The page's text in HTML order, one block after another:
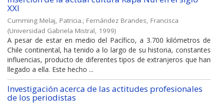
XXI
Cumming Melaj, Patricia.; Fernández Brandes, Francisca
(Universidad Gabriela Mistral, 1999)
A pesar de estar en medio del Pacífico, a 3.700 kilómetros de
Chile continental, ha tenido a lo largo de su historia, constantes
influencias, producto de diferentes tipos de extranjeros que han
llegado a ella. Este hecho ...
Investigación acerca de las actitudes profesionales
de los periodistas